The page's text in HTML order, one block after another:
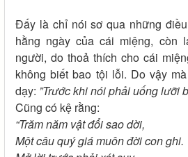
Đấy là chỉ nói sơ qua những
hằng ngày của cái miệng, còn
người, do thoả thích cho cái
không biết bao tội lỗi. Do vậy
dạy: ”Trước khi nói phải uống lưỡi
Cũng có kệ rằng:
“Trăm năm vật đổi sao dời,
Một câu quý giá muôn đời con ghi.